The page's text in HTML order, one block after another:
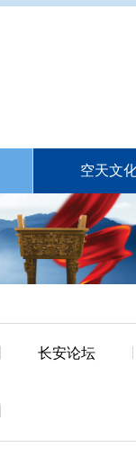
空天文
长安论坛